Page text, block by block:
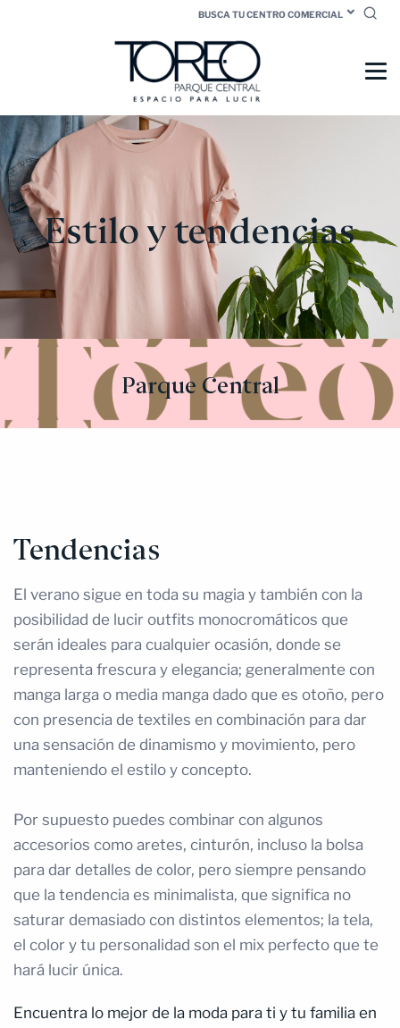
BUSCA TU CENTRO COMERCIAL
Estilo y tendencias
Parque Central
Tendencias
El verano sigue en toda su magia y también con la
posibilidad de lucir outfits monocromáticos que
serán ideales para cualquier ocasión, donde se
representa frescura y elegancia; generalmente con
manga larga o media manga dado que es otoño, pero
con presencia de textiles en combinación para dar
una sensación de dinamismo y movimiento, pero
manteniendo el estilo y concepto.
Por supuesto puedes combinar con algunos
accesorios como aretes, cinturón, incluso la bolsa
para dar detalles de color, pero siempre pensando
que la tendencia es minimalista, que significa no
saturar demasiado con distintos elementos; la tela,
el color y tu personalidad son el mix perfecto que te
hará lucir única.
Encuentra lo mejor de la moda para ti y tu familia en